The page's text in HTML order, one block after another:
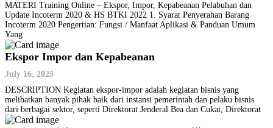
MATERI Training Online – Ekspor, Impor, Kepabeanan Pelabuhan dan
Update Incoterm 2020 & HS BTKI 2022 1. Syarat Penyerahan Barang
Incoterm 2020 Pengertian: Fungsi / Manfaat Aplikasi & Panduan Umum
Yang
Ekspor Impor dan Kepabeanan
July 16, 2025
DESCRIPTION Kegiatan ekspor-impor adalah kegiatan bisnis yang
melibatkan banyak pihak baik dari instansi pemerintah dan pelaku bisnis
dari berbagai sektor, seperti Direktorat Jenderal Bea dan Cukai, Direktorat